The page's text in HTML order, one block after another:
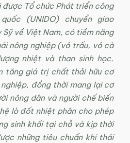
được Tổ chức Phát triển công
(UNIDO) chuyển giao
Sỹ về Việt Nam, có tiềm năng
nông nghiệp (vỏ trấu, vỏ cà
nhiệt và than sinh học.
tăng giá trị chất thải hữu cơ
đồng thời mang lại cơ
nông dân và người chế biến
lò đốt nhiệt phân cho phép
sinh khối tại chỗ và kịp thời
những tiêu chuẩn khí thải